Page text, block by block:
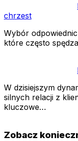
chrzest
Wybór
które często
W dzisiejszym
silnych relacji z
kluczowe…
Zobacz